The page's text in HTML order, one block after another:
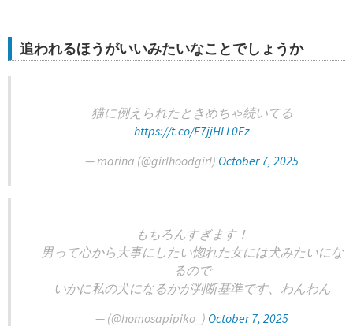
追われるほうがいいみたいなことでしょうか
猫に例えられたときめちゃ続いてる
https://t.co/E7jjHLL0Fz
— marina (@girlhoodgirl) October 7, 2025
もちろんすぎます！
男って心から大事にしたい惚れた女には犬みたいにな
るので
いかに私の犬になるかが判断基準です、わんわん
— (@homosapipiko_) October 7, 2025